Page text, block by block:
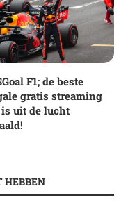
F1; de beste
gratis streaming
uit de lucht
HEBBEN